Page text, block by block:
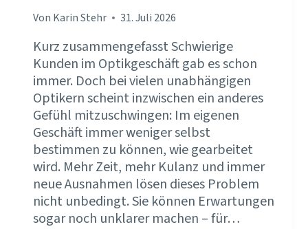
Von Karin Stehr 31. Juli 2026
Kurz zusammengefasst Schwierige
Kunden im Optikgeschäft gab es schon
immer. Doch bei vielen unabhängigen
Optikern scheint inzwischen ein anderes
Gefühl mitzuschwingen: Im eigenen
Geschäft immer weniger selbst
bestimmen zu können, wie gearbeitet
wird. Mehr Zeit, mehr Kulanz und immer
neue Ausnahmen lösen dieses Problem
nicht unbedingt. Sie können Erwartungen
sogar noch unklarer machen – für…